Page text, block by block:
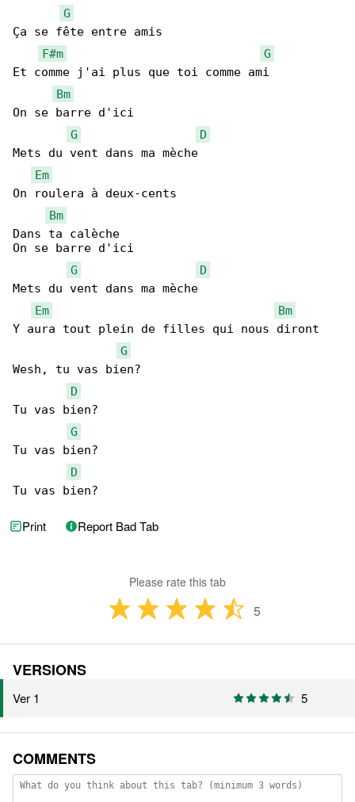
G
Ça se fête entre amis
F#m
G
Et comme j'ai plus que toi comme ami
Bm
On se barre d'ici
G
D
Mets du vent dans ma mèche
Em
On roulera à deux-cents
Bm
Dans ta calèche
On se barre d'ici
G
D
Mets du vent dans ma mèche
Em
Bm
Y aura tout plein de filles qui nous diront
G
Wesh, tu vas bien?
D
Tu vas bien?
G
Tu vas bien?
D
Tu vas bien?
Print Report Bad Tab
Please rate this tab
5
VERSIONS
Ver 1 5
COMMENTS